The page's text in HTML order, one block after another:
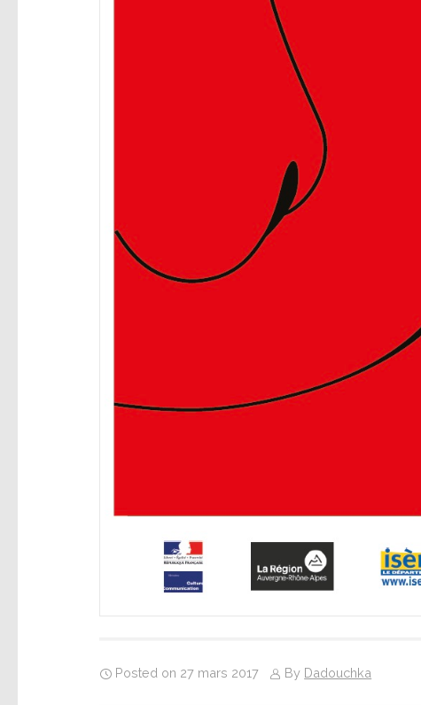
Posted on 27 mars 2017 By Dadouchka